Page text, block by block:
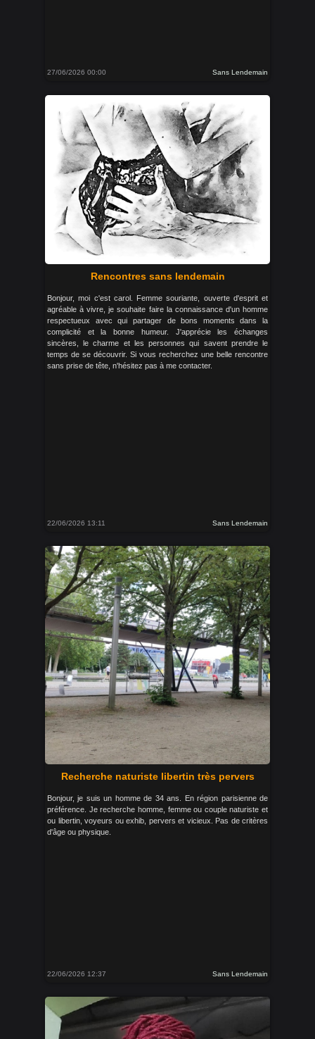
27/06/2026 00:00 Sans Lendemain
Rencontres sans lendemain
Bonjour, moi c'est carol. Femme souriante, ouverte d'esprit et
agréable à vivre, je souhaite faire la connaissance d'un homme
respectueux avec qui partager de bons moments dans la
complicité et la bonne humeur. J'apprécie les échanges
sincères, le charme et les personnes qui savent prendre le
temps de se découvrir. Si vous recherchez une belle rencontre
sans prise de tête, n'hésitez pas à me contacter.
22/06/2026 13:11 Sans Lendemain
Recherche naturiste libertin très pervers
Bonjour, je suis un homme de 34 ans. En région parisienne de
préférence. Je recherche homme, femme ou couple naturiste et
ou libertin, voyeurs ou exhib, pervers et vicieux. Pas de critères
d'âge ou physique.
22/06/2026 12:37 Sans Lendemain